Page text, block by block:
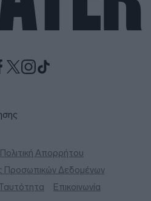
Πολιτική Απορρήτου
Προσωπικών Δεδομένων
Επικοινωνία